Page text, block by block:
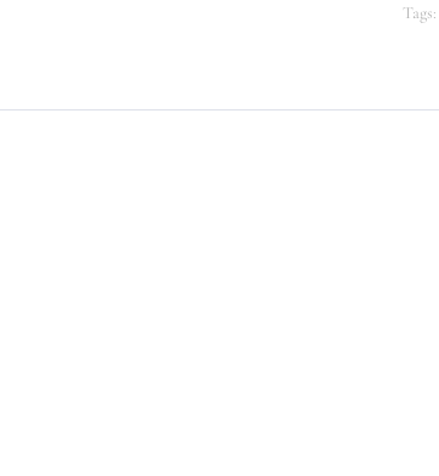
Tags: